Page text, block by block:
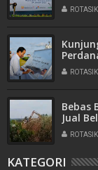
Bebas
Jual
KATEGORI